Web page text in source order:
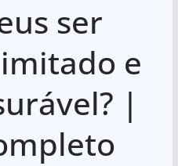
ser
e
|